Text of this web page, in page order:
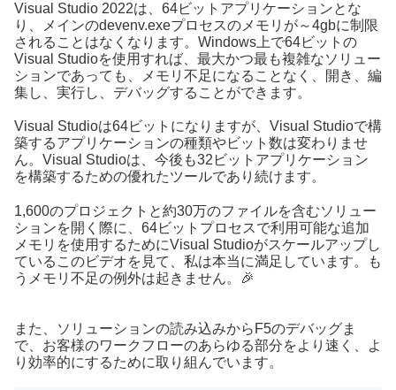
Visual Studio 2022は、64ビットアプリケーションとな
り、メインのdevenv.exeプロセスのメモリが～4gbに制限
されることはなくなります。Windows上で64ビットの
Visual Studioを使用すれば、最大かつ最も複雑なソリュー
ションであっても、メモリ不足になることなく、開き、編
集し、実行し、デバッグすることができます。
Visual Studioは64ビットになりますが、Visual Studioで構
築するアプリケーションの種類やビット数は変わりませ
ん。Visual Studioは、今後も32ビットアプリケーション
を構築するための優れたツールであり続けます。
1,600のプロジェクトと約30万のファイルを含むソリュー
ションを開く際に、64ビットプロセスで利用可能な追加
メモリを使用するためにVisual Studioがスケールアップし
ているこのビデオを見て、私は本当に満足しています。も
うメモリ不足の例外は起きません。🎉
また、ソリューションの読み込みからF5のデバッグま
で、お客様のワークフローのあらゆる部分をより速く、よ
り効率的にするために取り組んでいます。